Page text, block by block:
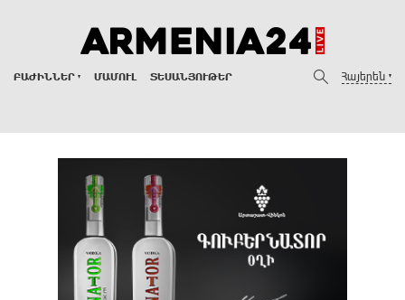
ԲԱԺԻՆՆԵՐ ՄԱՄՈՒԼ ՏԵՍԱՆՅՈՒԹԵՐ Հայերեն